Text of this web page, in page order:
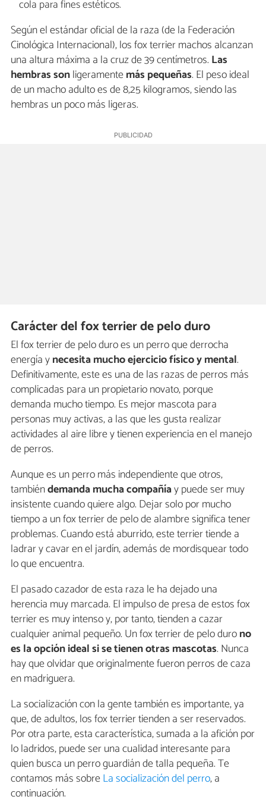
cola para fines estéticos.
Según el estándar oficial de la raza (de la Federación
Cinológica Internacional), los fox terrier machos alcanzan
una altura máxima a la cruz de 39 centímetros. Las
hembras sonligeramentemás pequeñas. El peso ideal
de un macho adulto es de 8,25 kilogramos, siendo las
hembras un poco más ligeras.
Carácter del fox terrier de pelo duro
El fox terrier de pelo duro es un perro que derrocha
energía ynecesita mucho ejercicio físico y mental.
Definitivamente, este es una de las razas de perros más
complicadas para un propietario novato, porque
demanda mucho tiempo. Es mejor mascota para
personas muy activas, a las que les gusta realizar
actividades al aire libre y tienen experiencia en el manejo
de perros.
Aunque es un perro más independiente que otros,
tambiéndemanda mucha compañíay puede ser muy
insistente cuando quiere algo. Dejar solo por mucho
tiempo a un fox terrier de pelo de alambre significa tener
problemas. Cuando está aburrido, este terrier tiende a
ladrar y cavar en el jardín, además de mordisquear todo
lo que encuentra.
El pasado cazador de esta raza le ha dejado una
herencia muy marcada. El impulso de presa de estos fox
terrier es muy intenso y, por tanto, tienden a cazar
cualquier animal pequeño. Un fox terrier de pelo durono
es la opción ideal si se tienen otras mascotas. Nunca
hay que olvidar que originalmente fueron perros de caza
en madriguera.
La socialización con la gente también es importante, ya
que, de adultos, los fox terrier tienden a ser reservados.
Por otra parte, esta característica, sumada a la afición por
lo ladridos, puede ser una cualidad interesante para
quien busca un perro guardián de talla pequeña. Te
contamos más sobreLa socialización del perro, a
continuación.